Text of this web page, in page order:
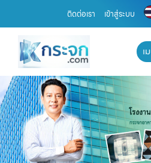
ติดต่อเรา เข้าสู่ระบบ
เ